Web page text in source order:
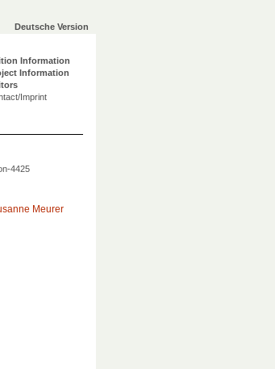
Deutsche Version
Information
Information
Imprint
4425
Meurer